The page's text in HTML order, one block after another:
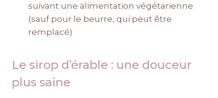
suivant une alimentation végétarienne
(sauf pour le beurre, qui peut être
remplacé)
Le sirop d’érable : une douceur
plus saine